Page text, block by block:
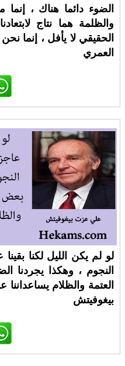
الضوء دائما هناك ،
والظلمة هما نتاج
الحقيقي لا يأفل ، إنما
العمري
لو لم يكن الليل لكنا
النجوم ، وهكذا يجردنا
العتمة والظلام
بيغوفيتش